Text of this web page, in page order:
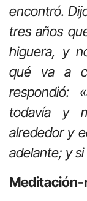
encontró.
tres años
higuera, y
qué va a
respondió:
todavía y
alrededor y
adelante; y
Meditación-